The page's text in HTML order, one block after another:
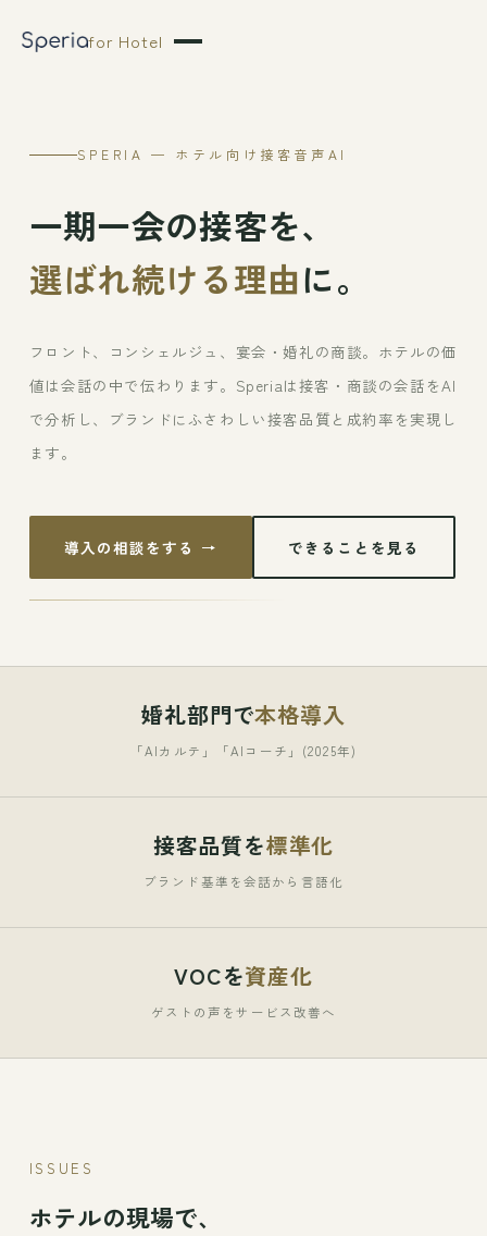
for Hotel
SPERIA — ホテル向け接客音声AI
一期一会の接客を、
選ばれ続ける理由に。
フロント、コンシェルジュ、宴会・婚礼の商談。ホテルの価
値は会話の中で伝わります。Speriaは接客・商談の会話をAI
で分析し、ブランドにふさわしい接客品質と成約率を実現し
ます。
導入の相談をする → できることを見る
婚礼部門で本格導入
「AIカルテ」「AIコーチ」(2025年)
接客品質を標準化
ブランド基準を会話から言語化
VOCを資産化
ゲストの声をサービス改善へ
ISSUES
ホテルの現場で、